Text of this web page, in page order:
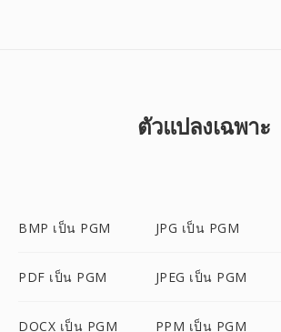
ตัวแปลงเฉพาะ
BMP เป็น PGM JPG เป็น PGM
PDF เป็น PGM JPEG เป็น PGM
DOCX เป็น PGM PPM เป็น PGM